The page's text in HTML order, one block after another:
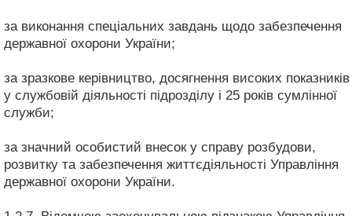
за виконання спеціальних завдань щодо забезпечення
державної охорони України;
за зразкове керівництво, досягнення високих показників
у службовій діяльності підрозділу і 25 років сумлінної
служби;
за значний особистий внесок у справу розбудови,
розвитку та забезпечення життєдіяльності Управління
державної охорони України.